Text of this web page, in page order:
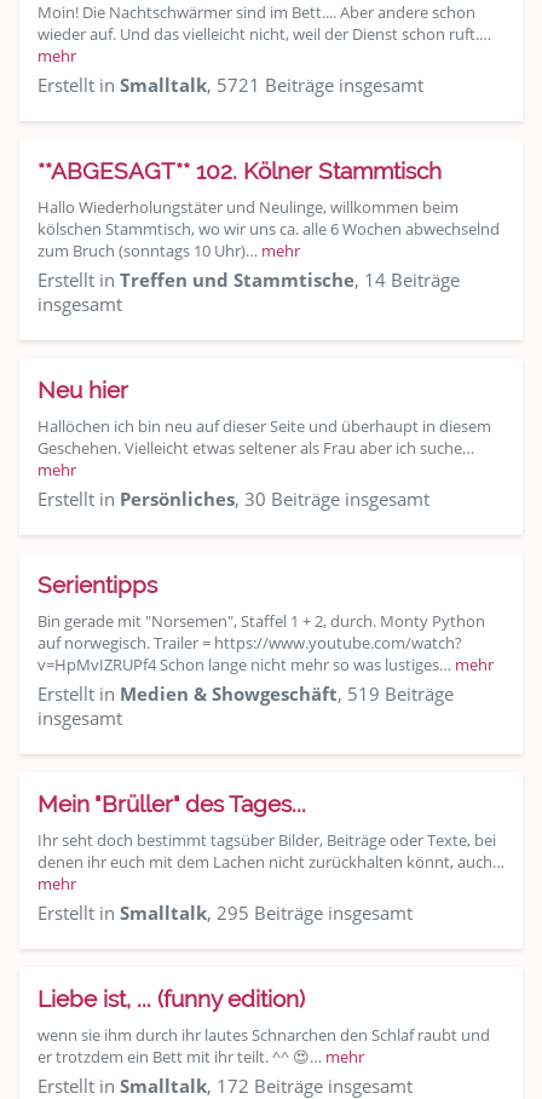
Moin! Die Nachtschwärmer sind im Bett.... Aber andere schon
wieder auf. Und das vielleicht nicht, weil der Dienst schon ruft.…
mehr
Erstellt in Smalltalk, 5721 Beiträge insgesamt
**ABGESAGT** 102. Kölner Stammtisch
Hallo Wiederholungstäter und Neulinge, willkommen beim
kölschen Stammtisch, wo wir uns ca. alle 6 Wochen abwechselnd
zum Bruch (sonntags 10 Uhr)… mehr
Erstellt in Treffen und Stammtische, 14 Beiträge
insgesamt
Neu hier
Hallöchen ich bin neu auf dieser Seite und überhaupt in diesem
Geschehen. Vielleicht etwas seltener als Frau aber ich suche…
mehr
Erstellt in Persönliches, 30 Beiträge insgesamt
Serientipps
Bin gerade mit "Norsemen", Staffel 1 + 2, durch. Monty Python
auf norwegisch. Trailer = https://www.youtube.com/watch?
v=HpMvIZRUPf4 Schon lange nicht mehr so was lustiges… mehr
Erstellt in Medien & Showgeschäft, 519 Beiträge
insgesamt
Mein "Brüller" des Tages...
Ihr seht doch bestimmt tagsüber Bilder, Beiträge oder Texte, bei
denen ihr euch mit dem Lachen nicht zurückhalten könnt, auch…
mehr
Erstellt in Smalltalk, 295 Beiträge insgesamt
Liebe ist, ... (funny edition)
wenn sie ihm durch ihr lautes Schnarchen den Schlaf raubt und
er trotzdem ein Bett mit ihr teilt. ^^ 😍… mehr
Erstellt in Smalltalk, 172 Beiträge insgesamt